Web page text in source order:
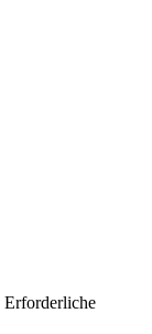
Erforderliche